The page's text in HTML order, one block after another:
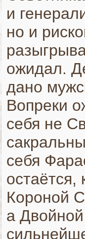
и
но и
ожидал.
дано
Вопреки
себя не
себя
остаётся,
Короной
а